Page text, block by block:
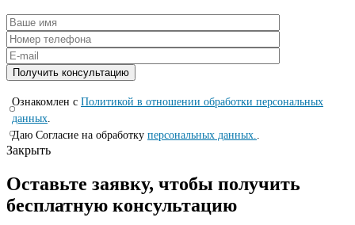
Ознакомлен с Политикой в отношении обработки персональных
данных.
Даю Согласие на обработку персональных данных..
Закрыть
Оставьте заявку, чтобы получить
бесплатную консультацию